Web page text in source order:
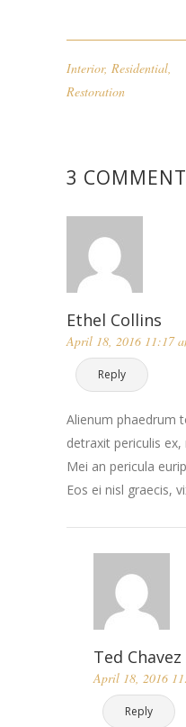
Interior, Residential,
Restoration
3
Ethel Collins
April 18, 2016 11:17
Reply
Alienum phaedrum
detraxit periculis
Mei an pericula
Eos ei nisl graecis,
Ted Chavez
April 18, 2016
Reply